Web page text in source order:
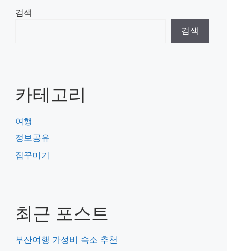
검색
검색
카테고리
여행
정보공유
집꾸미기
최근 포스트
부산여행 가성비 숙소 추천